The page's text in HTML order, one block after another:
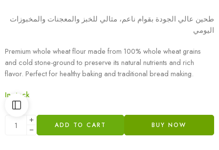
طحين عالي الجودة بقوام ناعم، مثالي للخبز والمعجنات والمخبوزات
اليومي
Premium whole wheat flour made from 100% whole wheat grains
and cold stone-ground to preserve its natural nutrients and rich
flavor. Perfect for healthy baking and traditional bread making.
In stock
ADD TO CART BUY NOW